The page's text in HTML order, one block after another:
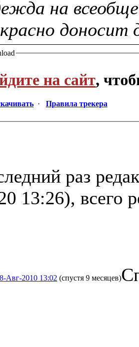
на
доносит
на сайт,
· Правила трекера
раз
13:26), всего
Авг-2010 13:02 (спустя 9 месяцев)